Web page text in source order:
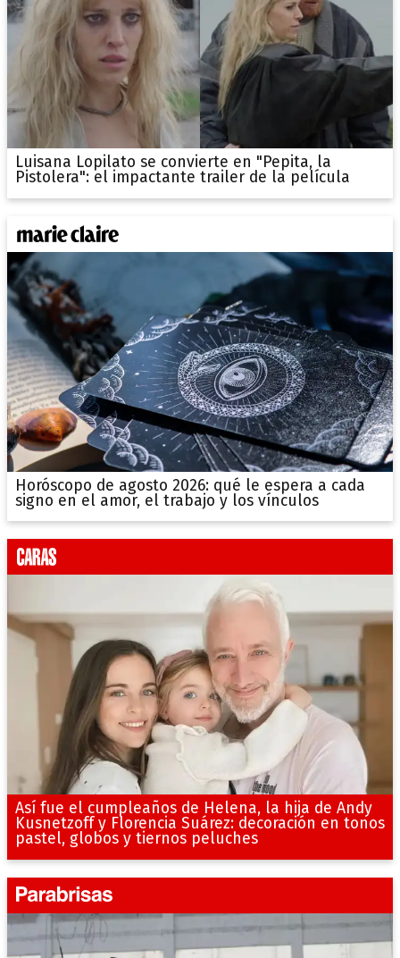
Luisana Lopilato se convierte en "Pepita, la
Pistolera": el impactante trailer de la película
Horóscopo de agosto 2026: qué le espera a cada
signo en el amor, el trabajo y los vínculos
Así fue el cumpleaños de Helena, la hija de Andy
Kusnetzoff y Florencia Suárez: decoración en tonos
pastel, globos y tiernos peluches